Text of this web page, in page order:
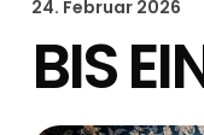
24. Februar 2026
BIS